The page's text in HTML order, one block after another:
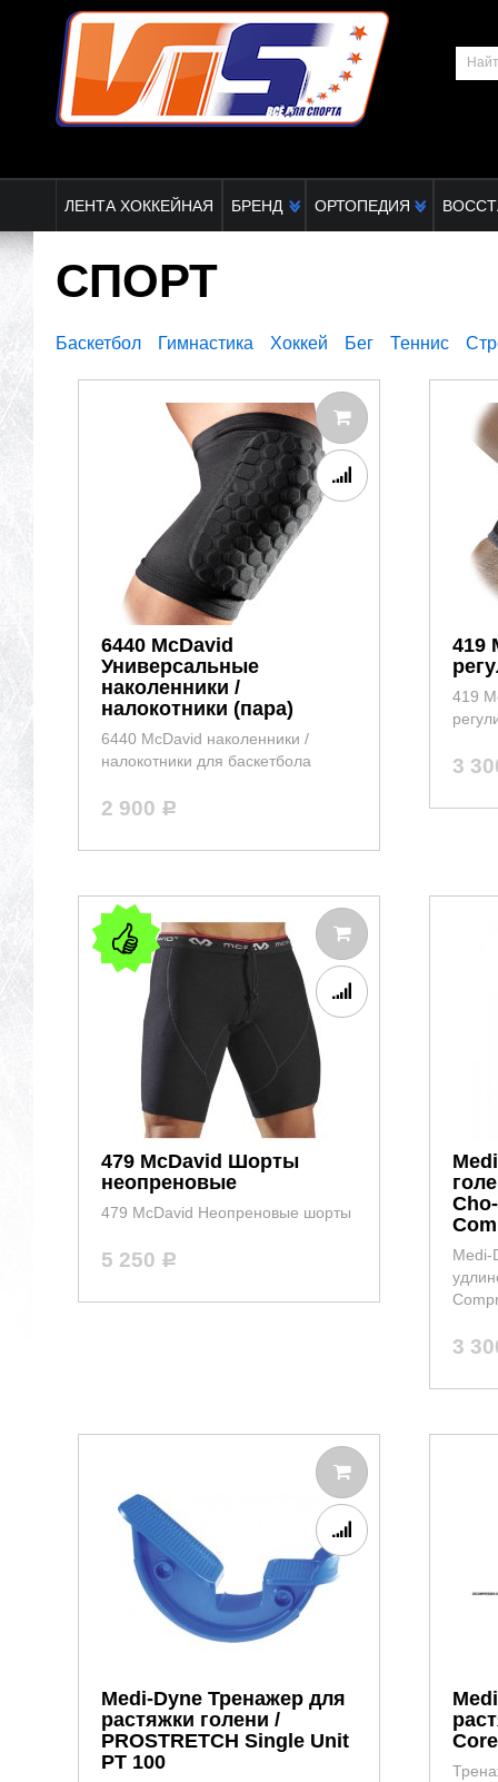
ЛЕНТА ХОККЕЙНАЯ БРЕНД ОРТОПЕДИЯ
СПОРТ
Баскетбол Гимнастика Хоккей Бег Теннис
6440 McDavid
Универсальные
наколенники /
налокотники (пара)
6440 McDavid наколенники /
налокотники для баскетбола
2 900 Р
419
419
3
479 McDavid Шорты
неопреновые
479 McDavid Неопреновые шорты
5 250 Р
Medi-
3
Medi-Dyne Тренажер для
растяжки голени /
PROSTRETCH Single Unit
PT 100